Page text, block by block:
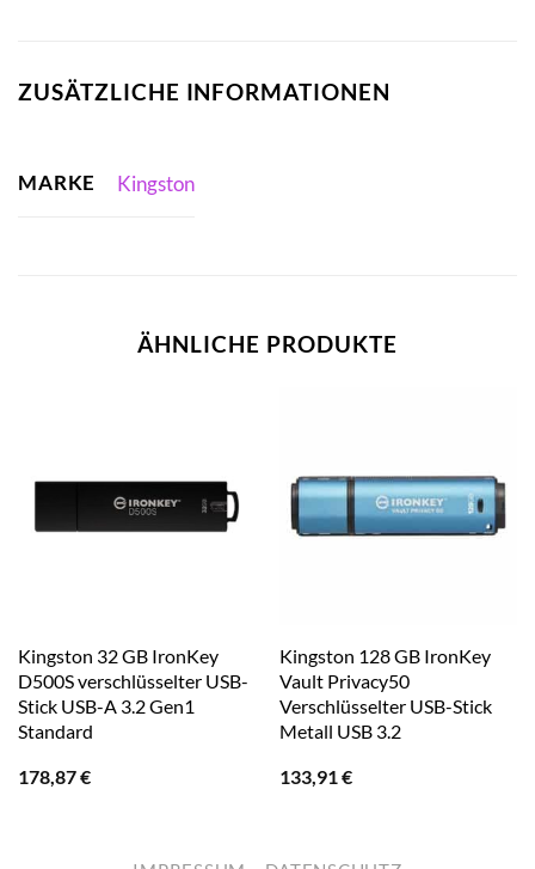
ZUSÄTZLICHE INFORMATIONEN
MARKE Kingston
ÄHNLICHE PRODUKTE
Kingston 32 GB IronKey
D500S verschlüsselter USB-
Stick USB-A 3.2 Gen1
Standard
178,87€
Kingston 128 GB IronKey
Vault Privacy50
Verschlüsselter USB-Stick
Metall USB 3.2
133,91 €